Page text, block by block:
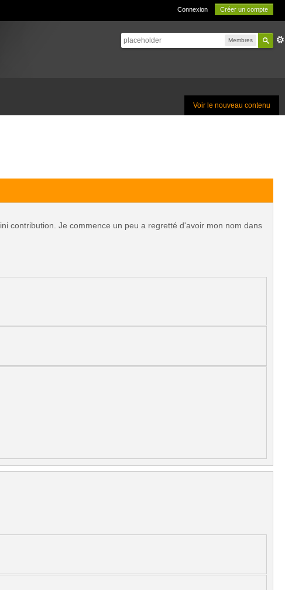
Connexion Créer un compte
Membres
Voir le nouveau contenu
contribution. Je commence un peu a regretté d'avoir mon nom dans